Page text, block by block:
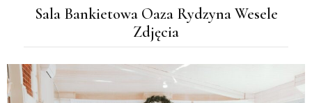
Sala Bankietowa Oaza Rydzyna Wesele
Zdjęcia